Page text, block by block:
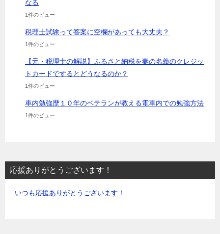
なる
1件のビュー
税理士試験って答案に空欄があっても大丈夫？
1件のビュー
【元・税理士の解説】ふるさと納税を妻の名義のクレジッ
トカードでするとどうなるのか？
1件のビュー
車内勉強歴１０年のベテランが教える電車内での勉強方法
1件のビュー
応援ありがとうございます！
いつも応援ありがとうございます！